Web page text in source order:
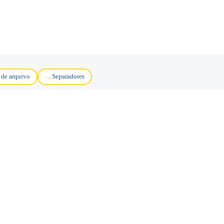
de arquivo Separadores